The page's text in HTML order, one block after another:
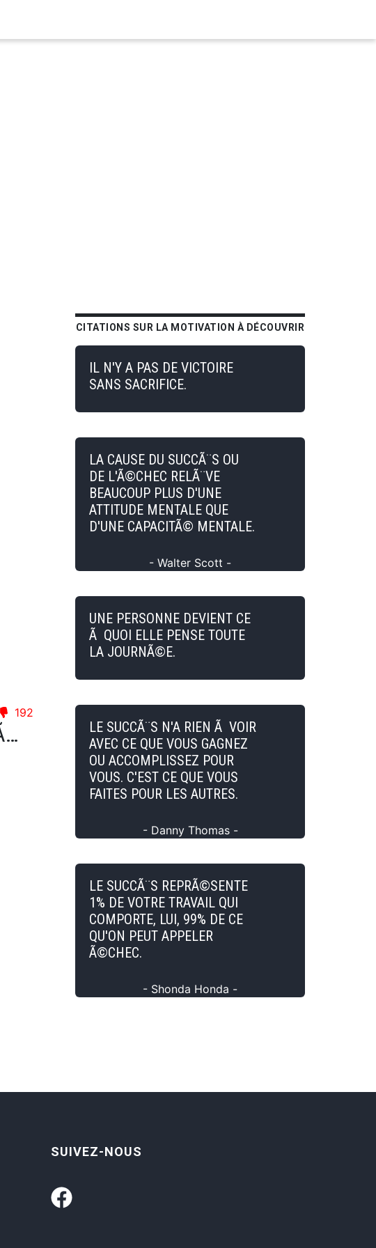
192
Le succÃ¨s est une somme de petits efforts, rÃ©pÃ©tÃ©s jours aprÃ¨s jours.
CITATIONS SUR LA MOTIVATION À DÉCOUVRIR
IL N'Y A PAS DE VICTOIRE
SANS SACRIFICE.
LA CAUSE DU SUCCÃ¨S OU
DE L'Ã©CHEC RELÃ¨VE
BEAUCOUP PLUS D'UNE
ATTITUDE MENTALE QUE
D'UNE CAPACITÃ© MENTALE.
- Walter Scott -
UNE PERSONNE DEVIENT CE
Ã QUOI ELLE PENSE TOUTE
LA JOURNÃ©E.
LE SUCCÃ¨S N'A RIEN Ã VOIR
AVEC CE QUE VOUS GAGNEZ
OU ACCOMPLISSEZ POUR
VOUS. C'EST CE QUE VOUS
FAITES POUR LES AUTRES.
- Danny Thomas -
LE SUCCÃ¨S REPRÃ©SENTE
1% DE VOTRE TRAVAIL QUI
COMPORTE, LUI, 99% DE CE
QU'ON PEUT APPELER
Ã©CHEC.
- Shonda Honda -
SUIVEZ-NOUS